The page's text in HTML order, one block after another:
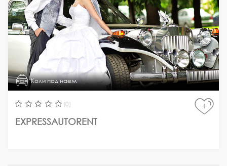
Коли под наем
(0)
EXPRESSAUTORENT
+